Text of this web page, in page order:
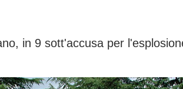
in 9 sott'accusa per